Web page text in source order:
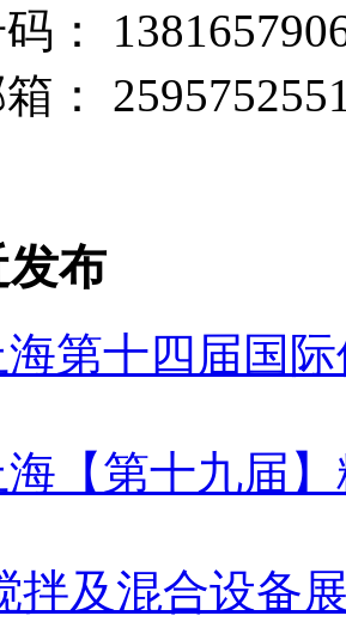
：
：
布
海第十四届国
海【第十九届
拌及混合设备